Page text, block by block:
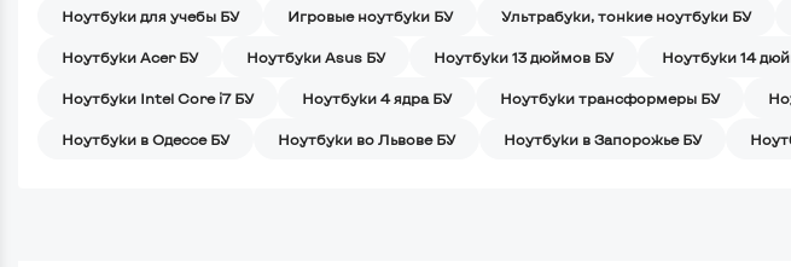
Ноутбуки для учебы БУ Игровые ноутбуки БУ Ультрабуки, тонкие ноутбуки БУ
Ноутбуки Acer БУ Ноутбуки Asus БУ Ноутбуки 13 дюймов БУ Ноутбуки 14
Ноутбуки Intel Core i7 БУ Ноутбуки 4 ядра БУ Ноутбуки трансформеры БУ
Ноутбуки в Одессе БУ Ноутбуки во Львове БУ Ноутбуки в Запорожье БУ